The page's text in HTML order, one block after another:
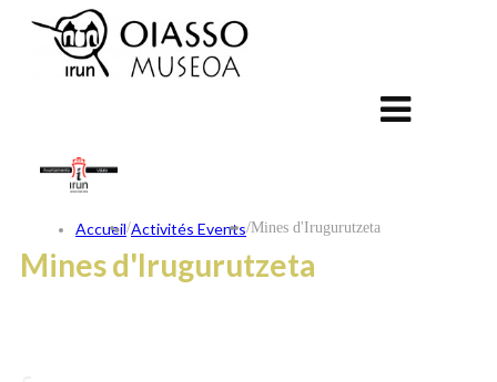
Accueil/Activités Events/Mines d'Irugurutzeta
Mines d'Irugurutzeta